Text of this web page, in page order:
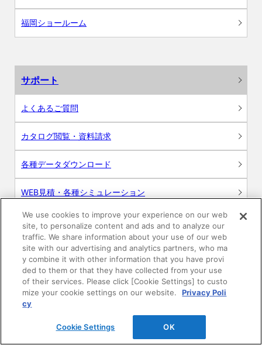
福岡ショールーム
サポート
よくあるご質問
カタログ閲覧・資料請求
各種データダウンロード
WEB見積・各種シミュレーション
交換用部品の購入
修理・点検
お問い合わせ
ログイン
建築・設計関係者様向けサイト
We use cookies to improve your experience on our web
site, to personalize content and ads and to analyze our
traffic. We share information about your use of our web
site with our advertising and analytics partners, who ma
y combine it with other information that you have provi
ded to them or that they have collected from your use
of their services. Please click [Cookie Settings] to custo
mize your cookie settings on our website.
Privacy Poli
cy
Cookie Settings OK